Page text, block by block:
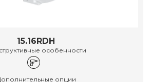
15.16RDH
особенности
опции